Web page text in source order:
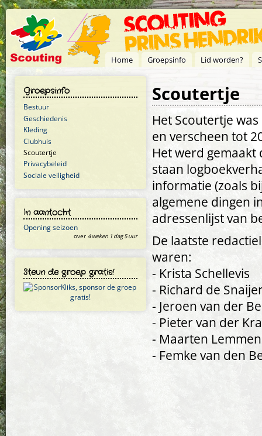
Overslaan en naar de inhoud gaan
Home Groepsinfo Lid worden?
Groepsinfo
Bestuur
Geschiedenis
Kleding
Clubhuis
Scoutertje
Privacybeleid
Sociale veiligheid
In aantocht
Opening seizoen
over 4 weken 1 dag 5 uur
Steun de groep gratis!
Scoutertje
Het Scoutertje
en verscheen tot
Het werd
staan
informatie (zoals
algemene dingen
adressenlijst van
De laatste
waren:
- Krista Schellevis
- Richard de
- Jeroen van der
- Pieter van der
- Maarten
- Femke van den